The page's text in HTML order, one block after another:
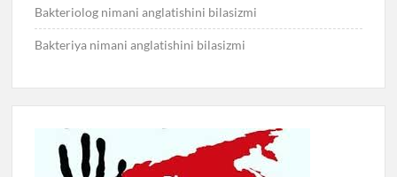
Bakteriolog nimani anglatishini bilasizmi
Bakteriya nimani anglatishini bilasizmi